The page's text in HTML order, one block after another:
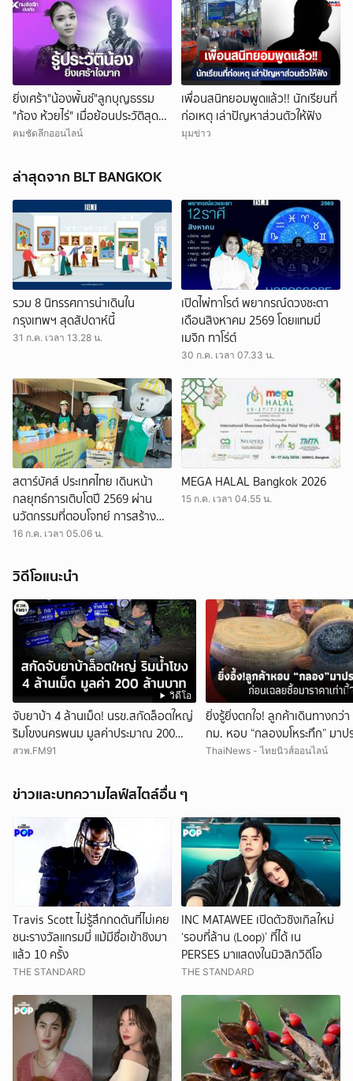
ยิ่งเศร้า"น้องพั้นซ์"ลูกบุญธรรม
"ก้อง ห้วยไร่" เมื่อย้อนประวัติสุดน่า
สงสาร
คมชัดลึกออนไลน์
เพื่อนสนิทยอมพูดแล้ว!! นักเรียนที่
ก่อเหตุ เล่าปัญหาส่วนตัวให้ฟัง
มุมข่าว
ล่าสุดจาก BLT BANGKOK
รวม 8 นิทรรศการน่าเดินใน
กรุงเทพฯ สุดสัปดาห์นี้
31 ก.ค. เวลา 13.28 น.
เปิดไพ่ทาโรต์ พยากรณ์ดวงชะตา
เดือนสิงหาคม 2569 โดยแทมมี่
เมจิก ทาโร่ต์
30 ก.ค. เวลา 07.33 น.
สตาร์บัคส์ ประเทศไทย เดินหน้า
กลยุทธ์การเติบโตปี 2569 ผ่าน
นวัตกรรมที่ตอบโจทย์ การสร้าง
ความผูกพันผ่านดิจิทัล และการ
16 ก.ค. เวลา 05.06 น.
MEGA HALAL Bangkok 2026
15 ก.ค. เวลา 04.55 น.
วิดีโอแนะนำ
วิดีโอ
จับยาบ้า 4 ล้านเม็ด! นรข.สกัดล็อตใหญ่
ริมโขงนครพนม มูลค่าประมาณ 200
ล้านบาท
สวพ.FM91
ยิ่งรู้ยิ่งตกใจ! ลูกค้าเดินทางกว่
กม. หอบ “กลองมโหระทึก” มาป
ก่อนเฉลยซื้อมาราคาเท่าไหร่?
ThaiNews - ไทยนิวส์ออนไลน์
ข่าวและบทความไลฟ์สไตล์อื่น ๆ
Travis Scott ไม่รู้สึกกดดันที่ไม่เคย
ชนะรางวัลแกรมมี่ แม้มีชื่อเข้าชิงมา
แล้ว 10 ครั้ง
THE STANDARD
INC MATAWEE เปิดตัวซิงเกิลใหม่
‘รอบที่ล้าน (Loop)’ ที่ได้ เน
PERSES มาแสดงในมิวสิกวิดีโอ
THE STANDARD